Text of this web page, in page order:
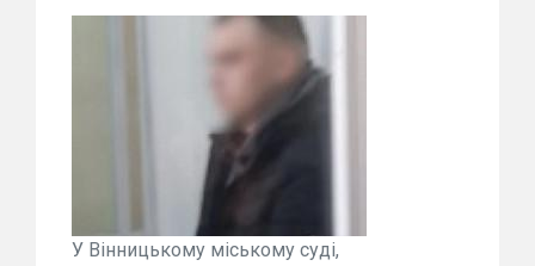
У Вінницькому міському суді,